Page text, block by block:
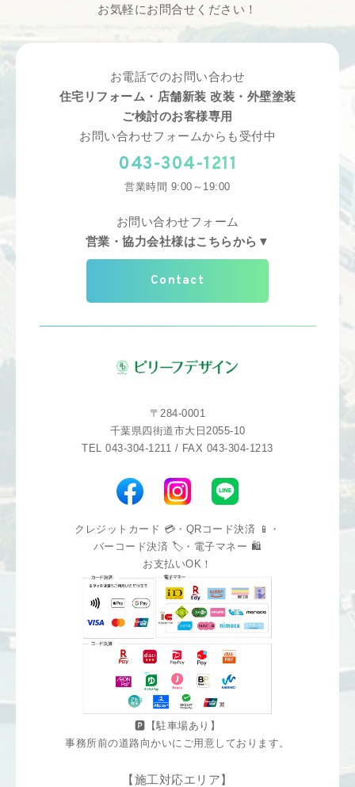
お気軽にお問合せください！
お電話でのお問い合わせ
住宅リフォーム・店舗新装 改装・外壁塗装
ご検討のお客様専用
お問い合わせフォームからも受付中
043-304-1211
営業時間 9:00～19:00
お問い合わせフォーム
営業・協力会社様はこちらから▼
Contact
〒284-0001
千葉県四街道市大日2055-10
TEL 043-304-1211 / FAX 043-304-1213
クレジットカード 💳・QRコード決済 📱・
バーコード決済 🏷️・電子マネー 🛍️
お支払いOK！
🅿️【駐車場あり】
事務所前の道路向かいにご用意しております。
【施工対応エリア】